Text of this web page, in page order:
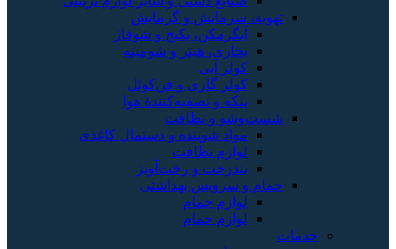
تهویه، سرمایش و گرمایش
آبگرمکن، پکیج و شوفاژ
بخاری، هیتر و شومینه
کولر آبی
کولر گازی و فن‌کوئل
پنکه و تصفیه‌کنندهٔ هوا
شست‌وشو و نظافت
مواد شوینده و دستمال کاغذی
لوازم نظافت
بندرخت و رخت‌آویز
حمام و سرویس بهداشتی
لوازم حمام
لوازم حمام
خدمات